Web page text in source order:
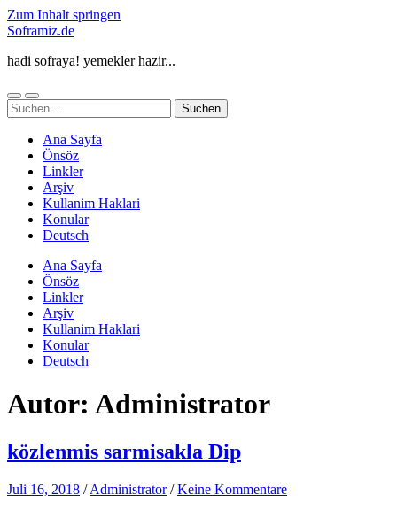
Zum Inhalt springen
Soframiz.de
hadi sofraya! yemekler hazir...
Mobile-
Menü
Suchfeld
ein-/ausblenden
Suchen
nach:
Ana Sayfa
Önsöz
Linkler
Arşiv
Kullanim Haklari
Konular
Deutsch
Ana Sayfa
Önsöz
Linkler
Arşiv
Kullanim Haklari
Konular
Deutsch
Autor: Administrator
közlenmis sarmisakla Dip
Juli 16, 2018 /Administrator /Keine Kommentare